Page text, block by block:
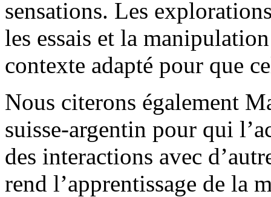
sensations. Les
les essais et la
contexte adapté pour que
Nous citerons également
suisse-argentin pour qui
des interactions avec
rend l’apprentissage de la